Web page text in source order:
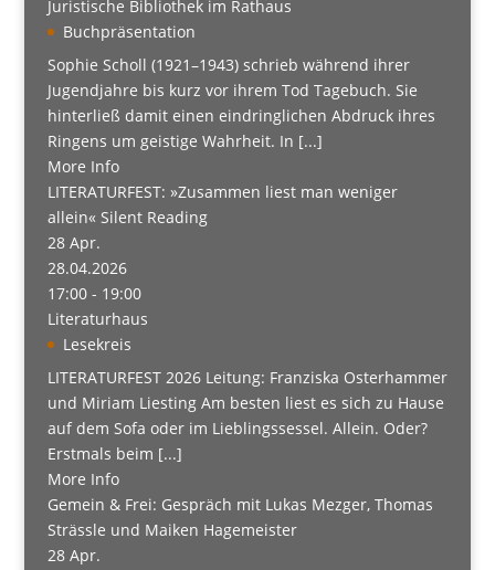
Juristische Bibliothek im Rathaus
Buchpräsentation
Sophie Scholl (1921–1943) schrieb während ihrer
Jugendjahre bis kurz vor ihrem Tod Tagebuch. Sie
hinterließ damit einen eindringlichen Abdruck ihres
Ringens um geistige Wahrheit. In [...]
More Info
LITERATURFEST: »Zusammen liest man weniger
allein« Silent Reading
28 Apr.
28.04.2026
17:00 - 19:00
Literaturhaus
Lesekreis
LITERATURFEST 2026 Leitung: Franziska Osterhammer
und Miriam Liesting Am besten liest es sich zu Hause
auf dem Sofa oder im Lieblingssessel. Allein. Oder?
Erstmals beim [...]
More Info
Gemein & Frei: Gespräch mit Lukas Mezger, Thomas
Strässle und Maiken Hagemeister
28 Apr.